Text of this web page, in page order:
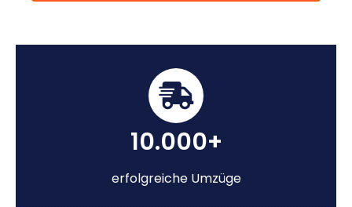
10.000+
erfolgreiche Umzüge